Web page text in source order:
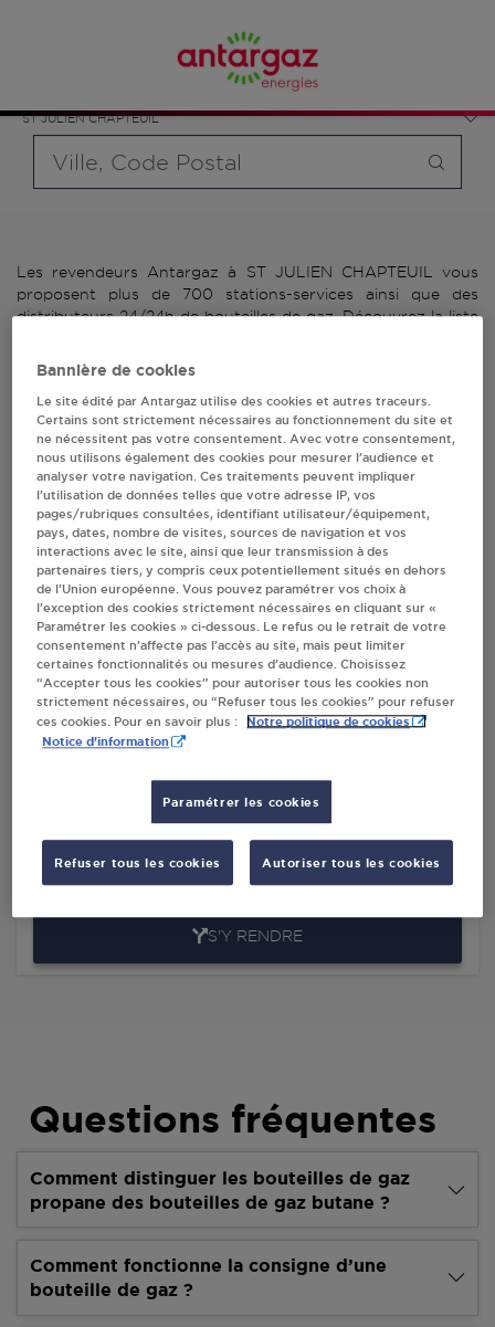
ST JULIEN CHAPTEUIL
bouteille souhaité et le type de point de vente (revendeur /
distributeur automatique de bouteilles de gaz ou station GPL
carburant)
Les revendeurs Antargaz à ST JULIEN CHAPTEUIL vous
proposent plus de 700 stations-services ainsi que des
distributeurs 24/24h de bouteilles de gaz. Découvrez la liste
l'adresse, le numéro de téléphone de votre stations GPL ou
2 revendeur(s) Antargaz
à ST JULIEN CHAPTEUIL
Villes
INTERMARCHE CONTACT LEIKH ST JULIEN
CHAPTEUIL
ROUTE DU PUY
43260ST JULIEN CHAPTEUIL
GARAGE DE CHAPTEUIL SARL ST JULIEN
ZONE ARTISANALE
43260ST JULIEN CHAPTEUIL
S'Y RENDRE
Questions fréquentes
Comment distinguer les bouteilles de gaz
propane des bouteilles de gaz butane ?
Comment fonctionne la consigne d’une
bouteille de gaz ?
Bannière de cookies
Le site édité par Antargaz utilise des cookies et autres traceurs.
Certains sont strictement nécessaires au fonctionnement du site et
ne nécessitent pas votre consentement. Avec votre consentement,
nous utilisons également des cookies pour mesurer l’audience et
analyser votre navigation. Ces traitements peuvent impliquer
l’utilisation de données telles que votre adresse IP, vos
pages/rubriques consultées, identifiant utilisateur/équipement,
pays, dates, nombre de visites, sources de navigation et vos
interactions avec le site, ainsi que leur transmission à des
partenaires tiers, y compris ceux potentiellement situés en dehors
de l’Union européenne. Vous pouvez paramétrer vos choix à
l’exception des cookies strictement nécessaires en cliquant sur «
Paramétrer les cookies » ci-dessous. Le refus ou le retrait de votre
consentement n’affecte pas l’accès au site, mais peut limiter
certaines fonctionnalités ou mesures d’audience. Choisissez
“Accepter tous les cookies” pour autoriser tous les cookies non
strictement nécessaires, ou “Refuser tous les cookies” pour refuser
ces cookies. Pour en savoir plus :
Notre politique de cookies
Notice d'information
Paramétrer les cookies
Refuser tous les cookies Autoriser tous les cookies